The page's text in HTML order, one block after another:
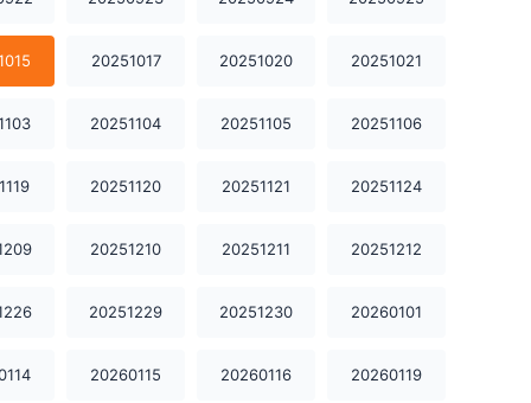
20250730 20250731 20250801
20250811 20250812 20250813
20250818 20250820 20250822
20251017 20251020 20251021
20251104 20251105 20251106
20251120 20251121 20251124
20251210 20251211 20251212
20251229 20251230 20260101
20260115 20260116 20260119